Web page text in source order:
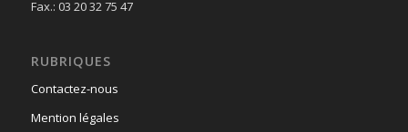
Fax.: 03 20 32 75 47
RUBRIQUES
Contactez-nous
Mention légales